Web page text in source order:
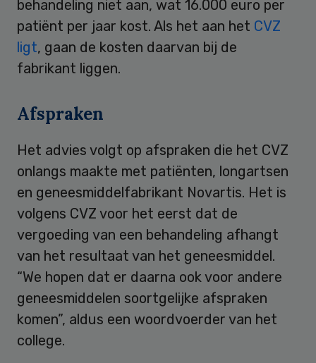
behandeling niet aan, wat 16.000 euro per
patiënt per jaar kost. Als het aan het CVZ
ligt, gaan de kosten daarvan bij de
fabrikant liggen.
Afspraken
Het advies volgt op afspraken die het CVZ
onlangs maakte met patiënten, longartsen
en geneesmiddelfabrikant Novartis. Het is
volgens CVZ voor het eerst dat de
vergoeding van een behandeling afhangt
van het resultaat van het geneesmiddel.
“We hopen dat er daarna ook voor andere
geneesmiddelen soortgelijke afspraken
komen”, aldus een woordvoerder van het
college.